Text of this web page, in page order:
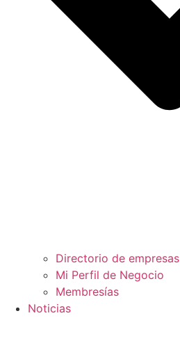
Directorio de empresas
Mi Perfil de Negocio
Membresías
Noticias